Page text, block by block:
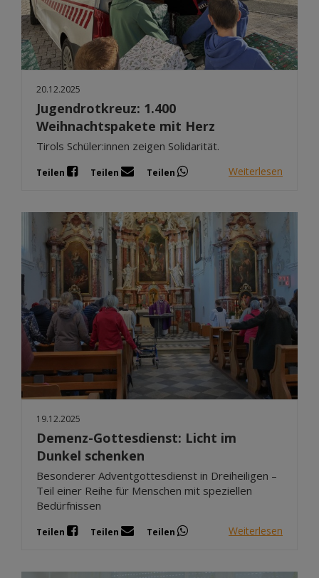
20.12.2025
Jugendrotkreuz: 1.400
Weihnachtspakete mit Herz
Tirols Schüler:innen zeigen Solidarität.
Teilen Teilen Teilen Weiterlesen
19.12.2025
Demenz-Gottesdienst: Licht im
Dunkel schenken
Besonderer Adventgottesdienst in Dreiheiligen –
Teil einer Reihe für Menschen mit speziellen
Bedürfnissen
Teilen Teilen Teilen Weiterlesen